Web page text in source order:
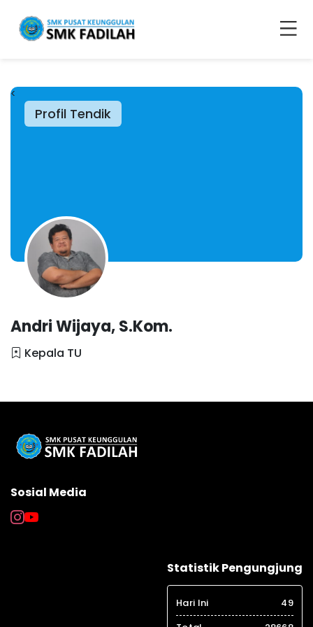
Profil Tendik
<
Andri Wijaya, S.Kom.
Kepala TU
Sosial Media
Statistik Pengungjung
Hari Ini
49